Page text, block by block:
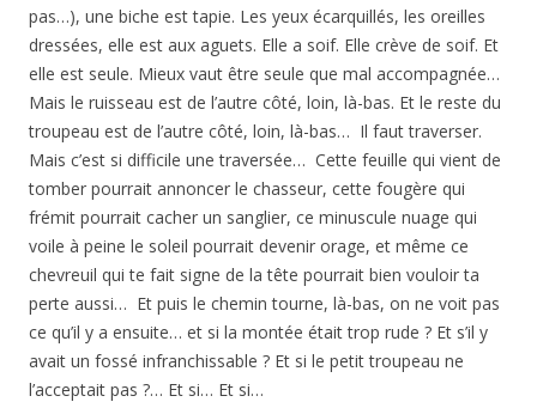
pas…), une biche est tapie. Les yeux écarquillés, les oreilles
dressées, elle est aux aguets. Elle a soif. Elle crève de soif. Et
elle est seule. Mieux vaut être seule que mal accompagnée…
Mais le ruisseau est de l’autre côté, loin, là-bas. Et le reste du
troupeau est de l’autre côté, loin, là-bas… Il faut traverser.
Mais c’est si difficile une traversée… Cette feuille qui vient de
tomber pourrait annoncer le chasseur, cette fougère qui
frémit pourrait cacher un sanglier, ce minuscule nuage qui
voile à peine le soleil pourrait devenir orage, et même ce
chevreuil qui te fait signe de la tête pourrait bien vouloir ta
perte aussi… Et puis le chemin tourne, là-bas, on ne voit pas
ce qu’il y a ensuite… et si la montée était trop rude ? Et s’il y
avait un fossé infranchissable ? Et si le petit troupeau ne
l’acceptait pas ?… Et si… Et si…